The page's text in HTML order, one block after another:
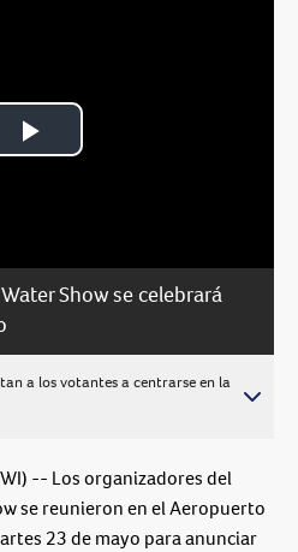
Play
Show se celebrará
a los votantes a centrarse en la
WI) -- Los organizadores del
se reunieron en el Aeropuerto
23 de mayo para anunciar